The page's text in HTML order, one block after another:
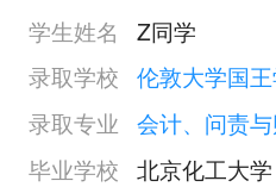
学生姓名
Z同学
录取学校 伦敦大学国
录取专业 会计、问责
毕业学校 北京化工大学